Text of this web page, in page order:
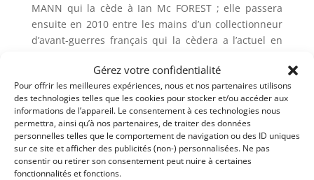
Gérez votre confidentialité
Pour offrir les meilleures expériences, nous et nos partenaires utilisons
des technologies telles que les cookies pour stocker et/ou accéder aux
informations de l’appareil. Le consentement à ces technologies nous
permettra, ainsi qu’à nos partenaires, de traiter des données
personnelles telles que le comportement de navigation ou des ID uniques
sur ce site et afficher des publicités (non-) personnalisées. Ne pas
consentir ou retirer son consentement peut nuire à certaines
fonctionnalités et fonctions.
MANN qui la cède à Ian Mc FOREST ; elle passera
ensuite en 2010 entre les mains d’un collectionneur
d’avant-guerres français qui la cèdera a l’actuel en
volumineux dossier dont des notes datées de 1930 à
1935, et beaucoup de documents depuis 1974. Le
propriétaire actuel fin connaisseur et collectionneur
exigeant entreprendra de rendre à cette Bentley
toutes ses lettres de noblesse en entreprenant de
gros travaux sans oublier une multitude de détails
qui rendent cette voiture unique.